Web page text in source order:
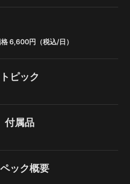
6,600円（税込/日）
トピック
付属品
ック概要